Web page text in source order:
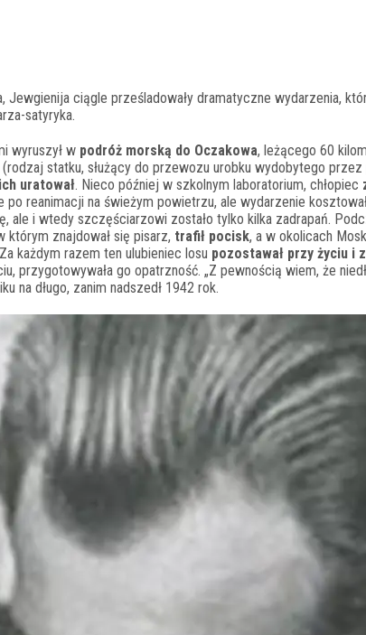
ciągle prześladowały dramatyczne wydarzenia,
satyryka.
wyruszył w podróż morską do Oczakowa, leżącego 60
statku, służący do przewozu urobku wydobytego przez
uratował. Nieco później w szkolnym laboratorium, chłopiec
reanimacji na świeżym powietrzu, ale wydarzenie
ale i wtedy szczęściarzowi zostało tylko kilka zadrapań.
znajdował się pisarz, trafił pocisk, a w okolicach
każdym razem ten ulubieniec losu pozostawał przy życiu i
przygotowywała go opatrzność. „Z pewnością wiem, że
na długo, zanim nadszedł 1942 rok.